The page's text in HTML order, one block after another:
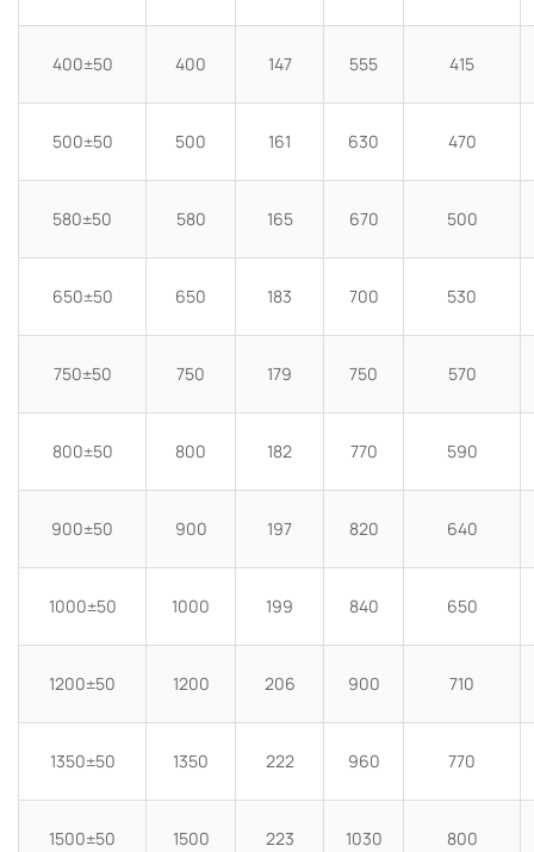
400±50 400 147 555 415
500±50 500 161 630 470
580±50 580 165 670 500
650±50 650 183 700 530
750±50 750 179 750 570
800±50 800 182 770 590
900±50 900 197 820 640
1000±50 1000 199 840 650
1200±50 1200 206 900 710
1350±50 1350 222 960 770
1500±50 1500 223 1030 800